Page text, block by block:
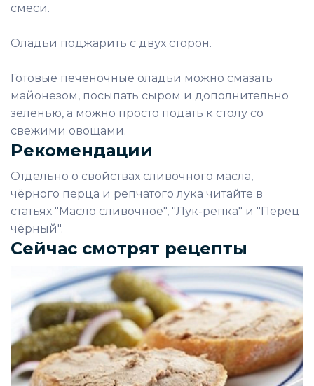
смеси.
Оладьи поджарить с двух сторон.
Готовые печёночные оладьи можно смазать
майонезом, посыпать сыром и дополнительно
зеленью, а можно просто подать к столу со
свежими овощами.
Рекомендации
Отдельно о свойствах сливочного масла,
чёрного перца и репчатого лука читайте в
статьях "Масло сливочное", "Лук-репка" и "Перец
чёрный".
Сейчас смотрят рецепты